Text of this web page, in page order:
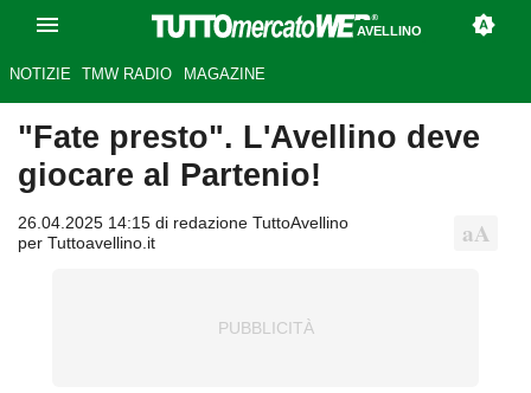
AVELLINO
NOTIZIE TMW RADIO MAGAZINE
"Fate presto". L'Avellino deve
giocare al Partenio!
26.04.2025 14:15 di redazione TuttoAvellino
per Tuttoavellino.it